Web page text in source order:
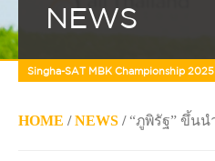
NEWS
Singha-SAT MBK Championship 2025
HOME /NEWS /“ภูพิรัฐ” ขึ้นน